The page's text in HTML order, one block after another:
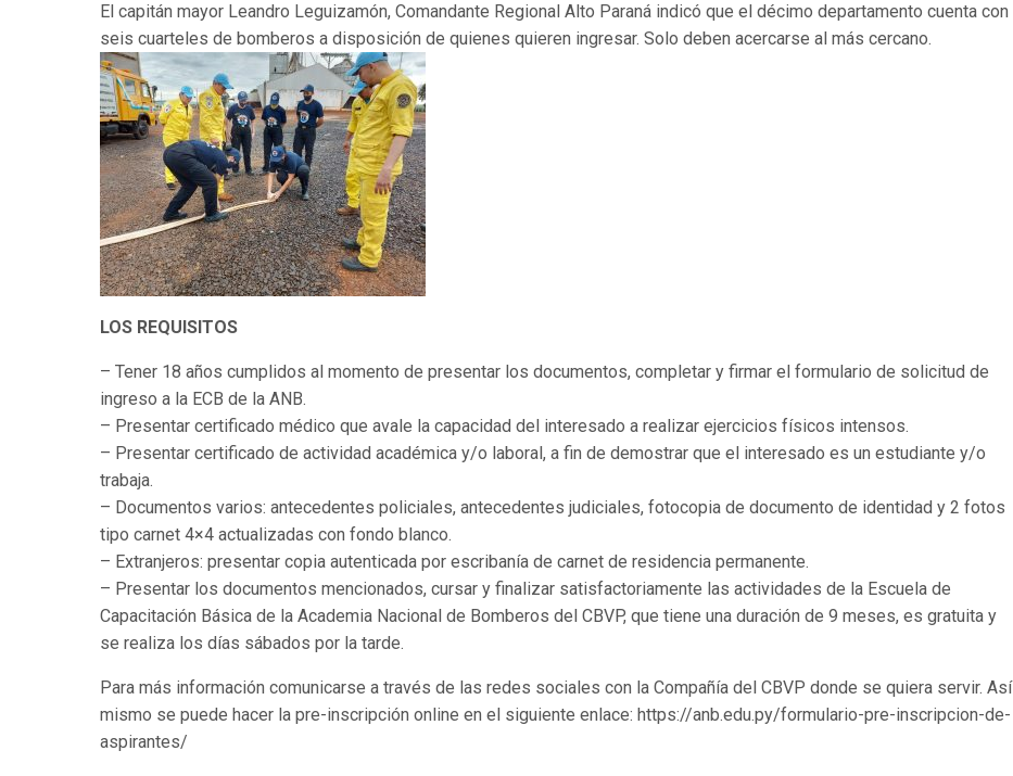
El capitán mayor Leandro Leguizamón, Comandante Regional Alto Paraná indicó que el décimo departamento cuenta con
seis cuarteles de bomberos a disposición de quienes quieren ingresar. Solo deben acercarse al más cercano.
LOS REQUISITOS
– Tener 18 años cumplidos al momento de presentar los documentos, completar y firmar el formulario de solicitud de
ingreso a la ECB de la ANB.
– Presentar certificado médico que avale la capacidad del interesado a realizar ejercicios físicos intensos.
– Presentar certificado de actividad académica y/o laboral, a fin de demostrar que el interesado es un estudiante y/o
trabaja.
– Documentos varios: antecedentes policiales, antecedentes judiciales, fotocopia de documento de identidad y 2 fotos
tipo carnet 4×4 actualizadas con fondo blanco.
– Extranjeros: presentar copia autenticada por escribanía de carnet de residencia permanente.
– Presentar los documentos mencionados, cursar y finalizar satisfactoriamente las actividades de la Escuela de
Capacitación Básica de la Academia Nacional de Bomberos del CBVP, que tiene una duración de 9 meses, es gratuita y
se realiza los días sábados por la tarde.
Para más información comunicarse a través de las redes sociales con la Compañía del CBVP donde se quiera servir. Así
mismo se puede hacer la pre-inscripción online en el siguiente enlace: https://anb.edu.py/formulario-pre-inscripcion-de-
aspirantes/